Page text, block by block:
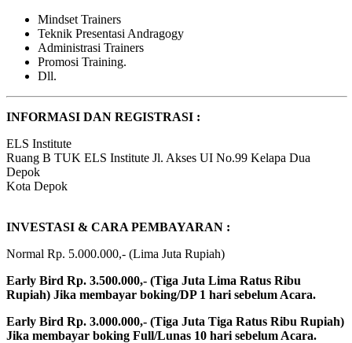
Mindset Trainers
Teknik Presentasi Andragogy
Administrasi Trainers
Promosi Training.
Dll.
INFORMASI DAN REGISTRASI :
ELS Institute
Ruang B TUK ELS Institute Jl. Akses UI No.99 Kelapa Dua
Depok
Kota Depok
INVESTASI & CARA PEMBAYARAN :
Normal Rp. 5.000.000,- (Lima Juta Rupiah)
Early Bird Rp. 3.500.000,- (Tiga Juta Lima Ratus Ribu
Rupiah) Jika membayar boking/DP 1 hari sebelum Acara.
Early Bird Rp. 3.000.000,- (Tiga Juta Tiga Ratus Ribu Rupiah)
Jika membayar boking Full/Lunas 10 hari sebelum Acara.